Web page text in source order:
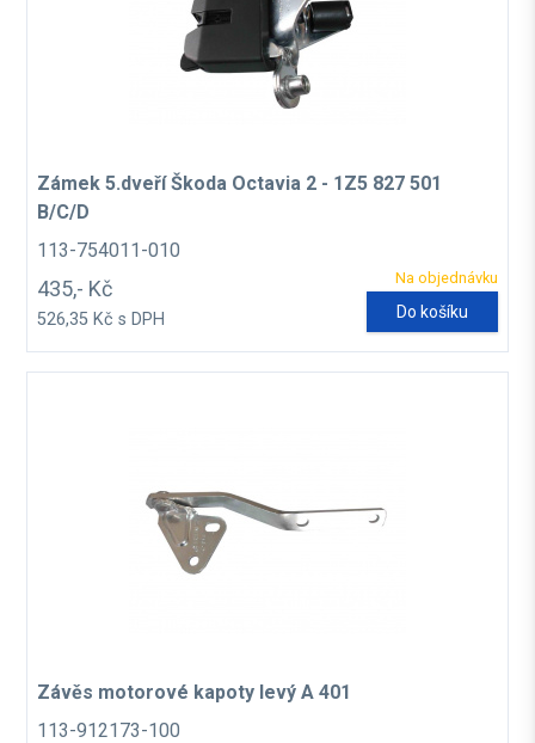
Zámek 5.dveří Škoda Octavia 2 - 1Z5 827 501
B/C/D
113-754011-010
Na objednávku
435,- Kč
526,35 Kč s DPH Do košíku
Závěs motorové kapoty levý A 401
113-912173-100